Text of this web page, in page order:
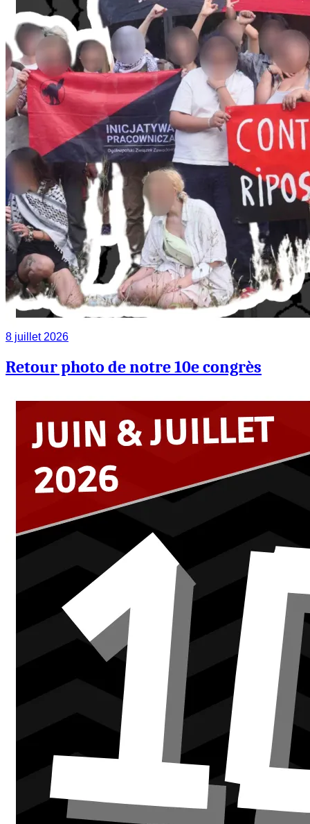
8 juillet 2026
Retour photo de notre 10e congrès